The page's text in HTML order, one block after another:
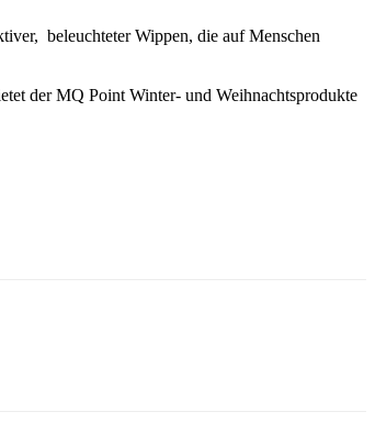
beleuchteter Wippen, die auf Menschen
der MQ Point Winter- und Weihnachtsprodukte